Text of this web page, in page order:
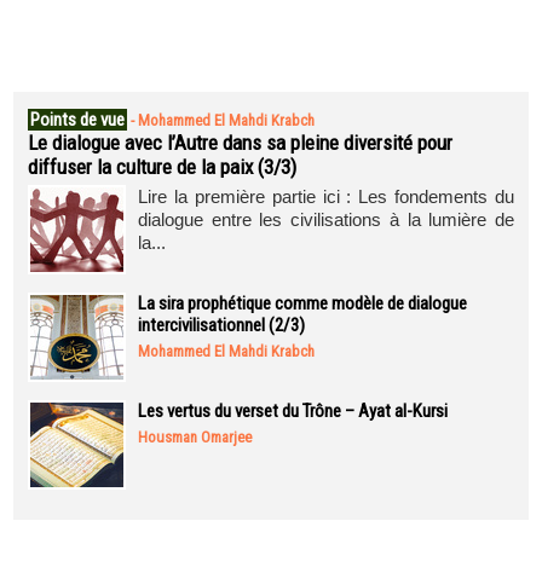
Points de vue - Mohammed El Mahdi Krabch
Le dialogue avec l’Autre dans sa pleine diversité pour
diffuser la culture de la paix (3/3)
Lire la première partie ici : Les fondements du
dialogue entre les civilisations à la lumière de
la...
La sira prophétique comme modèle de dialogue
intercivilisationnel (2/3)
Mohammed El Mahdi Krabch
Les vertus du verset du Trône – Ayat al-Kursi
Housman Omarjee